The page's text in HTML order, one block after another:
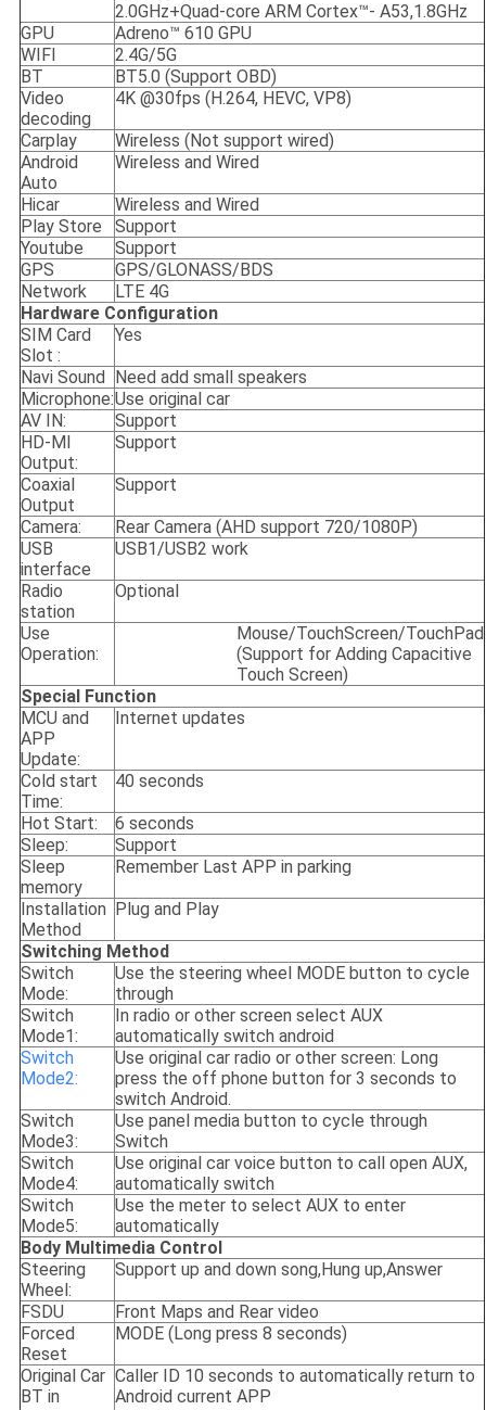
2.0GHz+Quad-core ARM Cortex™- A53,1.8GHz
GPU
Adreno™ 610 GPU
WIFI
2.4G/5G
BT
BT5.0 (Support OBD)
Video
decoding
4K @30fps (H.264, HEVC, VP8)
Carplay
Wireless (Not support wired)
Android
Auto
Wireless and Wired
Hicar
Wireless and Wired
Play Store
Support
Youtube
Support
GPS
GPS/GLONASS/BDS
Network
LTE 4G
Hardware Configuration
SIM Card
Slot :
Yes
Navi Sound
Need add small speakers
Microphone:Use original car
AV IN:
Support
HD-MI
Output:
Support
Coaxial
Output
Support
Camera:
Rear Camera (AHD support 720/1080P)
USB
interface
USB1/USB2 work
Radio
station
Optional
Use
Operation:
Mouse/TouchScreen/TouchPad
(Support for Adding Capacitive
Touch Screen)
Special Function
MCU and
APP
Update:
Internet updates
Cold start
Time:
40 seconds
Hot Start:
6 seconds
Sleep:
Support
Sleep
memory
Remember Last APP in parking
Installation
Method
Plug and Play
Switching Method
Switch
Mode:
Use the steering wheel MODE button to cycle
through
Switch
Mode1:
In radio or other screen select AUX
automatically switch android
Switch
Mode2:
Use original car radio or other screen: Long
press the off phone button for 3 seconds to
switch Android.
Switch
Mode3:
Use panel media button to cycle through
Switch
Switch
Mode4:
Use original car voice button to call open AUX,
automatically switch
Switch
Mode5:
Use the meter to select AUX to enter
automatically
Body Multimedia Control
Steering
Wheel:
Support up and down song,Hung up,Answer
FSDU
Front Maps and Rear video
Forced
Reset
MODE (Long press 8 seconds)
Original Car
BT in
Caller ID 10 seconds to automatically return to
Android current APP